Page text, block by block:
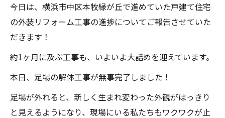
今日は、横浜市中区本牧緑が丘で進めていた戸建て住宅
の外装リフォーム工事の進捗についてご報告させていた
だきます！
約1ヶ月に及ぶ工事も、いよいよ大詰めを迎えています。
本日、足場の解体工事が無事完了しました！
足場が外れると、新しく生まれ変わった外観がはっきり
と見えるようになり、現場にいる私たちもワクワクが止